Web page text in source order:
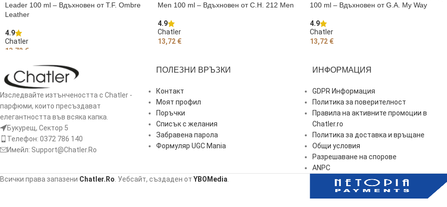
Leader 100 ml – Вдъхновен от T.F. Ombre
Leather
4.9
Chatler
13,72 €
ДОБАВЯНЕ В КОЛИЧКАТА
Men 100 ml – Вдъхновен от C.H. 212 Men
4.9
Chatler
13,72 €
100 ml – Вдъхновен от G.A. My Way
4.9
Chatler
13,72 €
Изследвайте изтънчеността с Chatler -
парфюми, които пресъздават
елегантността във всяка капка.
Букурещ, Сектор 5
Телефон: 0372 786 140
Имейл: Support@Chatler.Ro
ПОЛЕЗНИ ВРЪЗКИ
Контакт
Моят профил
Поръчки
Списък с желания
Забравена парола
Формуляр UGC Mania
ИНФОРМАЦИЯ
GDPR Информация
Политика за поверителност
Правила на активните промоции в
Chatler.ro
Политика за доставка и връщане
Общи условия
Разрешаване на спорове
ANPC
Всички права запазени Chatler.Ro . Уебсайт, създаден от YBOMedia